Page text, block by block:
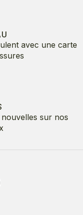
avec une carte
sur nos